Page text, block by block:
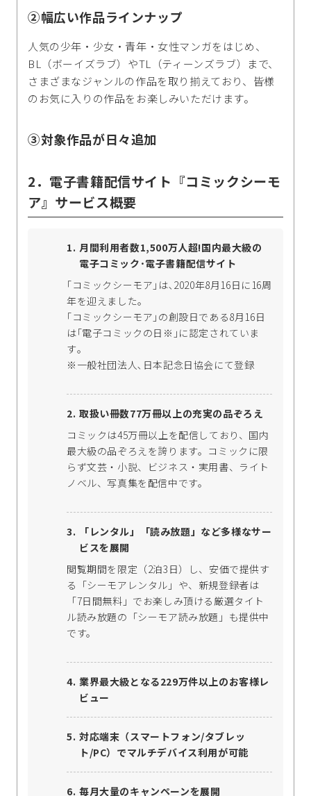
②幅広い作品ラインナップ
人気の少年・少女・青年・女性マンガをはじめ、
BL（ボーイズラブ）やTL（ティーンズラブ）まで、
さまざまなジャンルの作品を取り揃えており、皆様
のお気に入りの作品をお楽しみいただけます。
③対象作品が日々追加
2．電子書籍配信サイト『コミックシーモ
ア』サービス概要
月間利用者数1,500万人超!国内最大級の
電子コミック･電子書籍配信サイト
｢コミックシーモア｣は､2020年8月16日に16周
年を迎えました。
｢コミックシーモア｣の創設日である8月16日
は｢電子コミックの日※｣に認定されていま
す｡
※一般社団法人､日本記念日協会にて登録
取扱い冊数77万冊以上の充実の品ぞろえ
コミックは45万冊以上を配信しており、国内
最大級の品ぞろえを誇ります。コミックに限
らず文芸・小説、ビジネス・実用書、ライト
ノベル、写真集を配信中です。
「レンタル」「読み放題」など多様なサー
ビスを展開
閲覧期間を限定（2泊3日）し、安価で提供す
る「シーモアレンタル」や、新規登録者は
「7日間無料」でお楽しみ頂ける厳選タイト
ル読み放題の「シーモア読み放題」も提供中
です。
業界最大級となる229万件以上のお客様レ
ビュー
対応端末（スマートフォン/タブレッ
ト/PC）でマルチデバイス利用が可能
毎月大量のキャンペーンを展開